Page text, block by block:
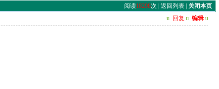
阅读18298次 | 返回列表| 关闭本页
u 回复 u 编辑 u